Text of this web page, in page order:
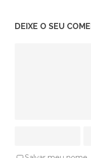
DEIXE O SEU